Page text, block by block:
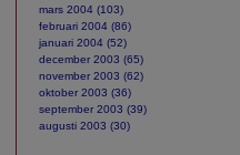
mars 2004 (103)
februari 2004 (86)
januari 2004 (52)
december 2003 (65)
november 2003 (62)
oktober 2003 (36)
september 2003 (39)
augusti 2003 (30)